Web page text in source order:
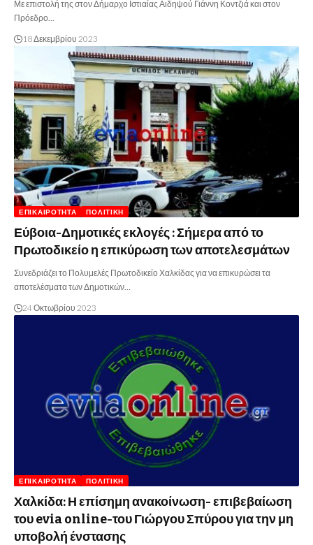
Με επιστολή της στον Δήμαρχο Ιστιαίας Αιδηψού Γιάννη Κοντζιά και στον
Πρόεδρο…
18 Δεκεμβρίου 2023
ΕΠΙΚΑΙΡΌΤΗΤΑ ΠΟΛΙΤΙΚΉ
Εύβοια-Δημοτικές εκλογές : Σήμερα από το
Πρωτοδικείο η επικύρωση των αποτελεσμάτων
Συνεδριάζει το Πολυμελές Πρωτοδικείο Χαλκίδας για να επικυρώσει τα
αποτελέσματα των Δημοτικών…
24 Οκτωβρίου 2023
ΕΠΙΚΑΙΡΌΤΗΤΑ ΠΟΛΙΤΙΚΉ
Χαλκίδα: Η επίσημη ανακοίνωση- επιβεβαίωση
του evia online-του Γιώργου Σπύρου για την μη
υποβολή ένστασης